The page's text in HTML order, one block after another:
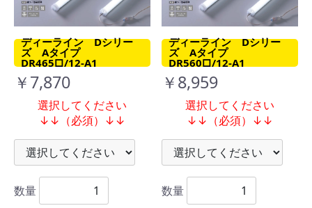
ディーライン Dシリー
ズ Aタイプ
DR465□/12-A1
￥7,870
選択してください
↓↓（必須）↓↓
数量
ディーライン Dシリー
ズ Aタイプ
DR560□/12-A1
￥8,959
選択してください
↓↓（必須）↓↓
数量